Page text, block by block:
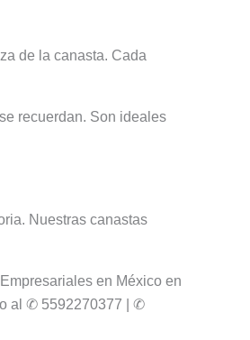
de la canasta. Cada
recuerdan. Son ideales
Nuestras canastas
en México en
al ✆ 5592270377 | ✆